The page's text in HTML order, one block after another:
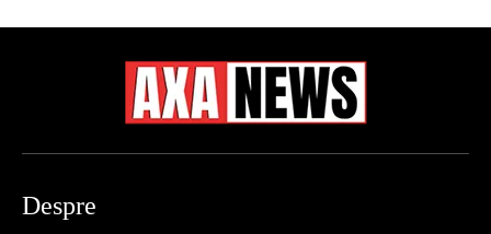
Despre